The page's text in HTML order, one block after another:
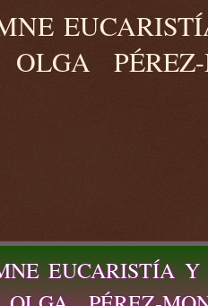
EUCARISTÍA